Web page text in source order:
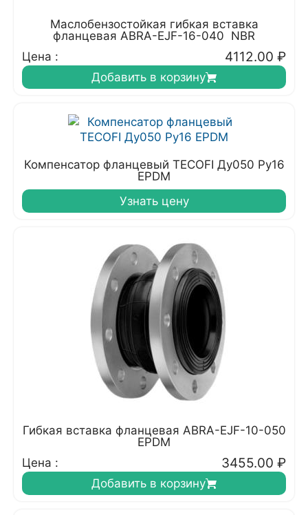
Маслобензостойкая гибкая вставка
фланцевая ABRA-EJF-16-040 NBR
Цена :
4112.00 ₽
Добавить в корзину
Компенсатор фланцевый TECOFI Ду050 Ру16
EPDM
Узнать цену
Гибкая вставка фланцевая ABRA-EJF-10-050
EPDM
Цена :
3455.00 ₽
Добавить в корзину